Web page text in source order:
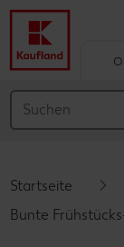
Hauptinhalt
Schwebender
Startseite
Bunte